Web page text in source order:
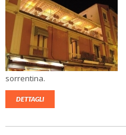
sorrentina.
DETTAGLI